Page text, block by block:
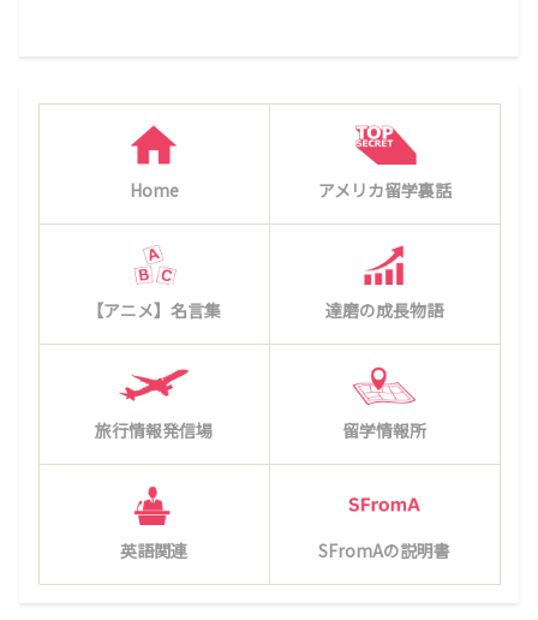
Home アメリカ留学裏話
【アニメ】名言集 達磨の成長物語
旅行情報発信場 留学情報所
英語関連 SFromAの説明書